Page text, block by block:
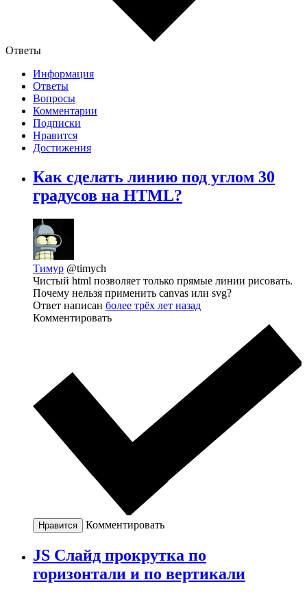
Ответы
Информация
Ответы
Вопросы
Комментарии
Подписки
Нравится
Достижения
Как сделать линию под углом 30
градусов на HTML?
Тимур @timych
Чистый html позволяет только прямые линии рисовать.
Почему нельзя применить canvas или svg?
Ответ написан более трёх лет назад
Комментировать
Нравится Комментировать
JS Слайд прокрутка по
горизонтали и по вертикали